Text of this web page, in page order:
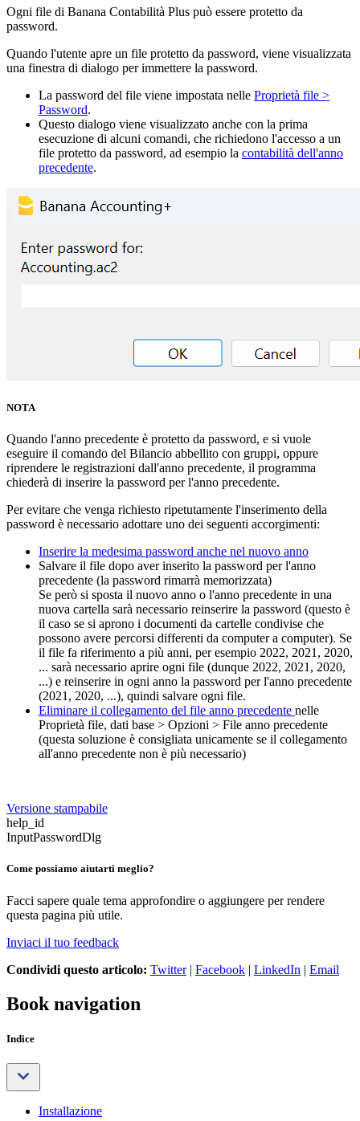
Ogni file di Banana Contabilità Plus può essere protetto da
password.
Quando l'utente apre un file protetto da password, viene visualizzata
una finestra di dialogo per immettere la password.
La password del file viene impostata nelle Proprietà file >
Password.
Questo dialogo viene visualizzato anche con la prima
esecuzione di alcuni comandi, che richiedono l'accesso a un
file protetto da password, ad esempio la contabilità dell'anno
precedente.
NOTA
Quando l'anno precedente è protetto da password, e si vuole
eseguire il comando del Bilancio abbellito con gruppi, oppure
riprendere le registrazioni dall'anno precedente, il programma
chiederà di inserire la password per l'anno precedente.
Per evitare che venga richiesto ripetutamente l'inserimento della
password è necessario adottare uno dei seguenti accorgimenti:
Inserire la medesima password anche nel nuovo anno
Salvare il file dopo aver inserito la password per l'anno
precedente (la password rimarrà memorizzata)
Se però si sposta il nuovo anno o l'anno precedente in una
nuova cartella sarà necessario reinserire la password (questo è
il caso se si aprono i documenti da cartelle condivise che
possono avere percorsi differenti da computer a computer). Se
il file fa riferimento a più anni, per esempio 2022, 2021, 2020,
... sarà necessario aprire ogni file (dunque 2022, 2021, 2020,
...) e reinserire in ogni anno la password per l'anno precedente
(2021, 2020, ...), quindi salvare ogni file.
Eliminare il collegamento del file anno precedente nelle
Proprietà file, dati base > Opzioni > File anno precedente
(questa soluzione è consigliata unicamente se il collegamento
all'anno precedente non è più necessario)
Versione stampabile
help_id
InputPasswordDlg
Come possiamo aiutarti meglio?
Facci sapere quale tema approfondire o aggiungere per rendere
questa pagina più utile.
Inviaci il tuo feedback
Condividi questo articolo: Twitter| Facebook | LinkedIn | Email
Book navigation
Indice
Installazione